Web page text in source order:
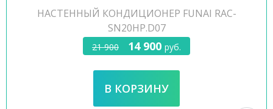
НАСТЕННЫЙ КОНДИЦИОНЕР FUNAI RAC-
SN20HP.D07
21 900 14 900 руб.